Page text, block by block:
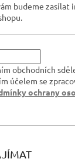
ý
i
budeme zasílat
obchodních
účelem se
ochrany